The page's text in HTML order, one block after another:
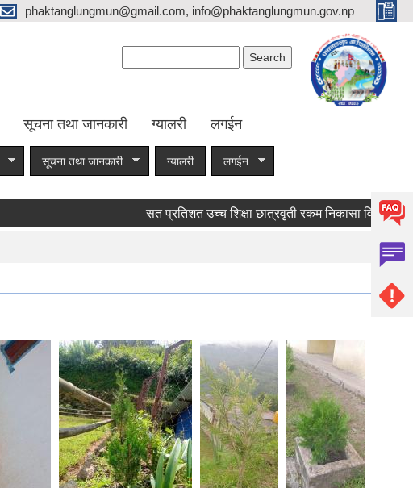
phaktanglungmun@gmail.com, info@phaktanglungmun.gov.np
सूचना तथा जानकारी ग्यालरी लगईन
सूचना तथा जानकारी ग्यालरी लगईन
सत प्रतिशत उच्च शिक्षा छात्रवृती रकम निकासा विवरण